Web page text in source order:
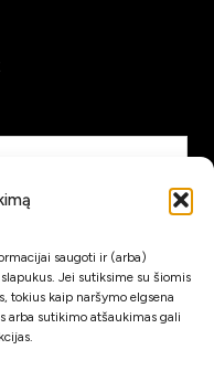
saugoti ir (arba)
Jei sutiksime su šiomis
tokius kaip naršymo elgsena
arba sutikimo atšaukimas gali